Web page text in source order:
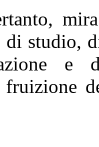
studio,
fruizione